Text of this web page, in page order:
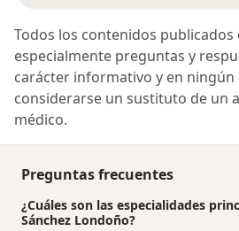
Todos los contenidos publicados
especialmente preguntas y
carácter informativo y en ningún
considerarse un sustituto de un
médico.
Preguntas frecuentes
¿Cuáles son las especialidades
Sánchez Londoño?